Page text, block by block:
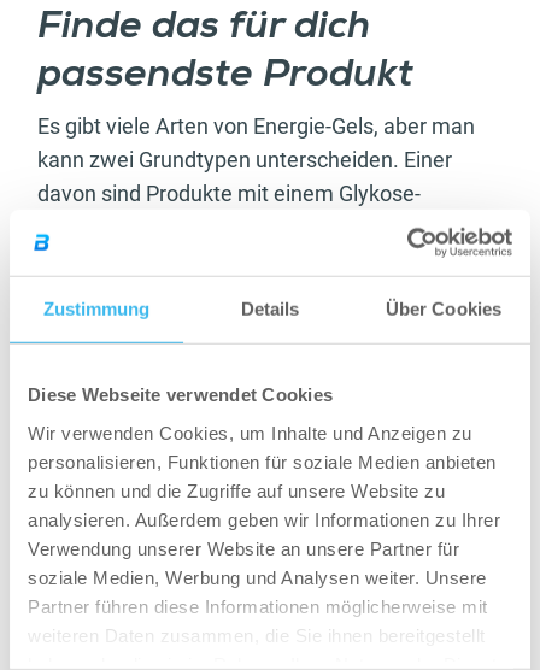
Zustimmung Details Über Cookies
Diese Webseite verwendet Cookies
Wir verwenden Cookies, um Inhalte und Anzeigen zu
personalisieren, Funktionen für soziale Medien anbieten
zu können und die Zugriffe auf unsere Website zu
analysieren. Außerdem geben wir Informationen zu Ihrer
Verwendung unserer Website an unsere Partner für
soziale Medien, Werbung und Analysen weiter. Unsere
Partner führen diese Informationen möglicherweise mit
weiteren Daten zusammen, die Sie ihnen bereitgestellt
Finde das für dich
passendste Produkt
Es gibt viele Arten von Energie-Gels, aber man
kann zwei Grundtypen unterscheiden. Einer
davon sind Produkte mit einem Glykose-
Fructose-Verhältnis von 2:1. Glykose hat einen
sehr hohen glykämischen Index, das heißt, sie
wird sehr schnell absorbiert und versorgt den
Körper schnell mit Energie. Fructose hat einen
langsamer absorbiert und energetisiert den
Körper langfristiger. Eine Kombination dieser
beiden Kohlenhydrate ist die beste Lösung für
Ausdauersportler.
Die andere Art sind koffeinhaltige Energie-Gels.
Koffein ist ein legales Stimulans, das die
Leistung verbessert; allerdings hängt es vom